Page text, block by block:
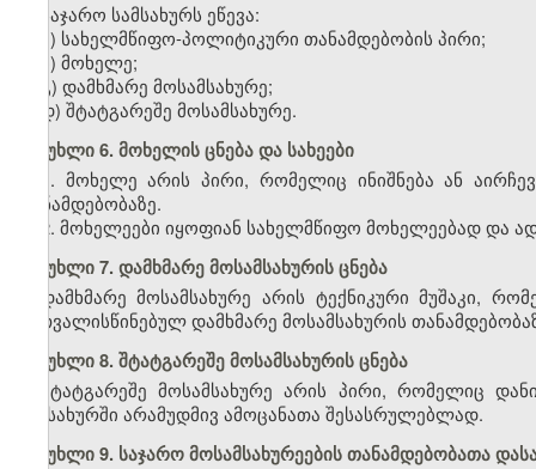
საჯარო სამსახურს ეწევა:
ა) სახელმწიფო-პოლიტიკური თანამდებობის პირი;
ბ) მოხელე;
გ) დამხმარე მოსამსახურე;
დ) შტატგარეშე მოსამსახურე.
მუხლი 6. მოხელის ცნება და სახეები
1. მოხელე არის პირი, რომელიც ინიშნება ან
თანამდებობაზე.
2. მოხელეები იყოფიან სახელმწიფო მოხელეებად
მუხლი 7. დამხმარე მოსამსახურის ცნება
დამხმარე მოსამსახურე არის ტექნიკური მუშაკი,
გათვალისწინებულ დამხმარე მოსამსახურის
მუხლი 8. შტატგარეშე მოსამსახურის ცნება
შტატგარეშე მოსამსახურე არის პირი, რომელიც
სამსახურში არამუდმივ ამოცანათა შესასრულებლად.
მუხლი 9. საჯარო მოსამსახურეების თანამდებობათა